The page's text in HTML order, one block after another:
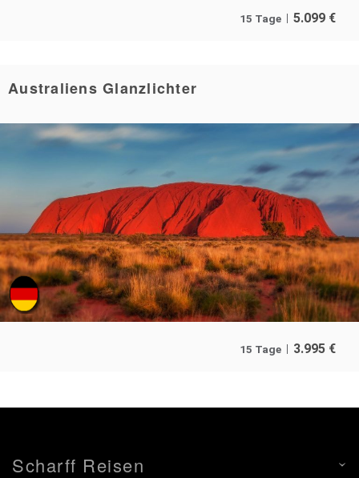
15 Tage 5.099 €
Australiens Glanzlichter
15 Tage 3.995 €
Scharff Reisen